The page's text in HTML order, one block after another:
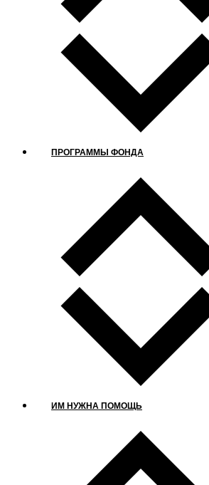
ПРОГРАММЫ ФОНДА
ИМ НУЖНА ПОМОЩЬ